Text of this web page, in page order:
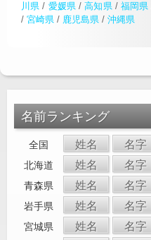
川県 / 愛媛県/高知県/ 福岡県
/ 宮崎県 / 鹿児島県 / 沖縄県
名前ランキング
全国 姓名 名字
北海道 姓名 名字
青森県 姓名 名字
岩手県 姓名 名字
宮城県 姓名 名字